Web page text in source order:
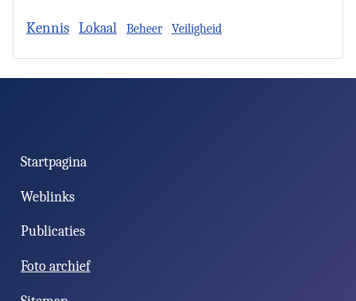
Kennis Lokaal Beheer Veiligheid
Startpagina
Weblinks
Publicaties
Foto archief